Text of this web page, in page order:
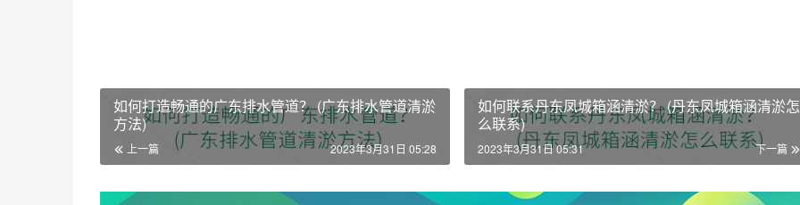
如何打造畅通的广东排水管道？ (广东排水管道清淤
方法)
上一篇 2023年3月31日 05:28
如何联系丹东凤城箱涵清淤？ (丹东凤城箱涵清淤怎
么联系)
下一篇
2023年3月31日 05:31